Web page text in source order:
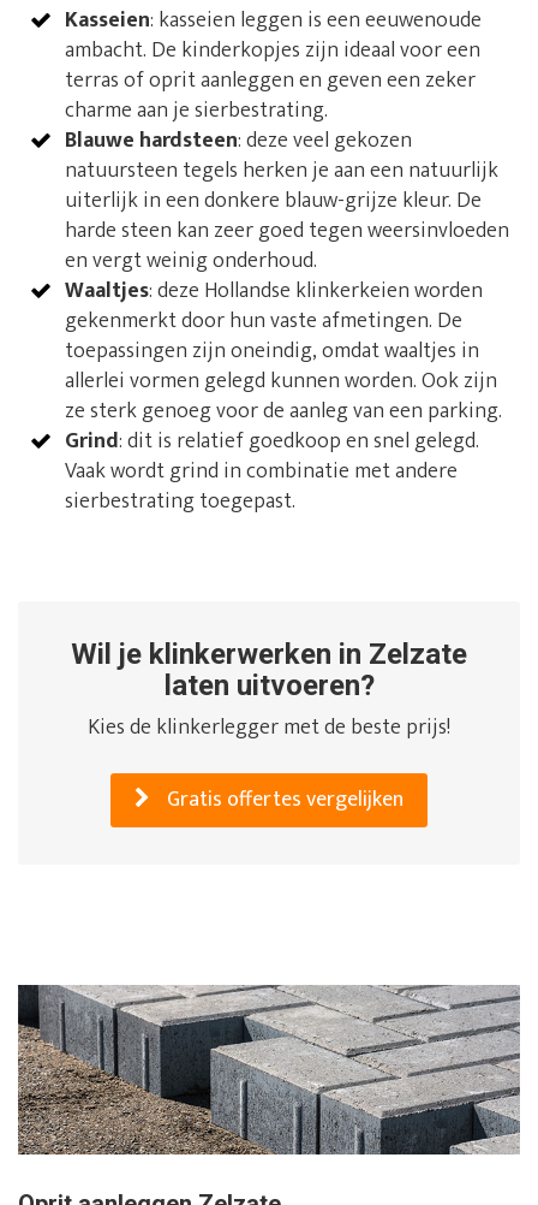
Kasseien: kasseien leggen is een eeuwenoude
ambacht. De kinderkopjes zijn ideaal voor een
terras of oprit aanleggen en geven een zeker
charme aan je sierbestrating.
Blauwe hardsteen: deze veel gekozen
natuursteen tegels herken je aan een natuurlijk
uiterlijk in een donkere blauw-grijze kleur. De
harde steen kan zeer goed tegen weersinvloeden
en vergt weinig onderhoud.
Waaltjes: deze Hollandse klinkerkeien worden
gekenmerkt door hun vaste afmetingen. De
toepassingen zijn oneindig, omdat waaltjes in
allerlei vormen gelegd kunnen worden. Ook zijn
ze sterk genoeg voor de aanleg van een parking.
Grind: dit is relatief goedkoop en snel gelegd.
Vaak wordt grind in combinatie met andere
sierbestrating toegepast.
Wil je klinkerwerken in Zelzate
laten uitvoeren?
Kies de klinkerlegger met de beste prijs!
Gratis offertes vergelijken